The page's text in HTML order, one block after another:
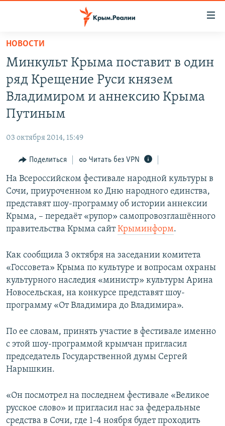
Вернуться
основному
содержанию
Вернутся
главной
Вернутся
поиску
СПЕЦПРОЕКТЫ
ВОДА
ИСТОРИЯ
ИНТЕРАКТИВ
ИНФОГРАФИКА
ТЕЛЕПРОЕКТ КРЫМ.РЕАЛИИ
СОВЕТЫ ПРАВОЗАЩИТНИКОВ
ПРОПАВШИЕ БЕЗ ВЕСТИ
ПОБЕДИТЕЛЕЙ НЕ СУДЯТ?
КРЫМ.НЕПОКОРЕННЫЙ
ELIFBE
УКРАИНСКАЯ ПРОБЛЕМА КРЫМА
РАДІО СВОБОДА
КАК ОБОЙТИ БЛОКИРОВКУ
Українською
Qırımtatar
ПРИСОЕДИНЯЙТЕСЬ!
Все сайты RFE/RL
НОВОСТИ
Минкульт Крыма поставит в один
ряд Крещение Руси князем
Владимиром и аннексию Крыма
Путиным
03 октября 2014, 15:49
Поделиться Читать без VPN
На Всероссийском фестивале народной культуры в
Сочи, приуроченном ко Дню народного единства,
представят шоу-программу об истории аннексии
Крыма, – передаёт «рупор» самопровозглашённого
правительства Крыма сайтКрыминформ.
Как сообщила 3 октября на заседании комитета
«Госсовета» Крыма по культуре и вопросам охраны
культурного наследия «министр» культуры Арина
Новосельская, на конкурсе представят шоу-
программу «От Владимира до Владимира».
По ее словам, принять участие в фестивале именно
с этой шоу-программой крымчан пригласил
председатель Государственной думы Сергей
Нарышкин.
«Он посмотрел на последнем фестивале «Великое
русское слово» и пригласил нас за федеральные
средства в Сочи, где 1-4 ноября будет проходить